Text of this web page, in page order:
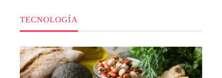
TECNOLOGÍA